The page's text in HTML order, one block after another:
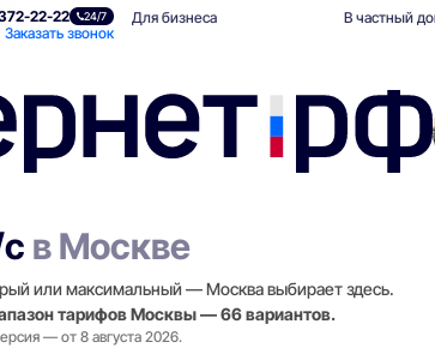
22-22 24/7
Заказать звонок
Для бизнеса В частный
в Москве
или максимальный — Москва выбирает здесь.
тарифов Москвы — 66 вариантов.
— от 8 августа 2026.